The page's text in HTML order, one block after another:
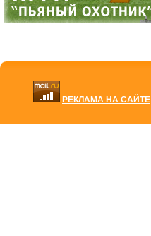
РЕКЛАМА НА САЙТЕ